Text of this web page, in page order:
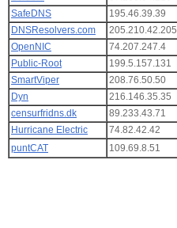
SafeDNS
195.46.39.39
DNSResolvers.com
205.210.42.205
OpenNIC
74.207.247.4
Public-Root
199.5.157.131
SmartViper
208.76.50.50
Dyn
216.146.35.35
censurfridns.dk
89.233.43.71
Hurricane Electric
74.82.42.42
puntCAT
109.69.8.51